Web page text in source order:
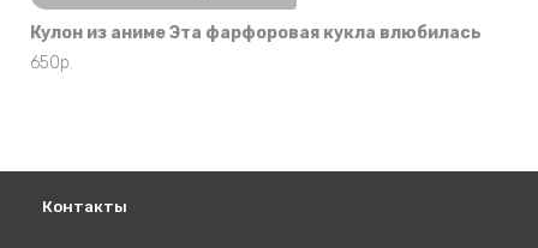
Кулон из аниме Эта фарфоровая кукла влюбилась
650р.
Контакты